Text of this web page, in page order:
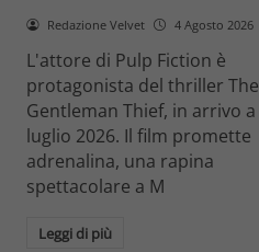
Redazione Velvet 4 Agosto 2026
L'attore di Pulp Fiction è
protagonista del thriller The
Gentleman Thief, in arrivo a
luglio 2026. Il film promette
adrenalina, una rapina
spettacolare a M
Leggi di più